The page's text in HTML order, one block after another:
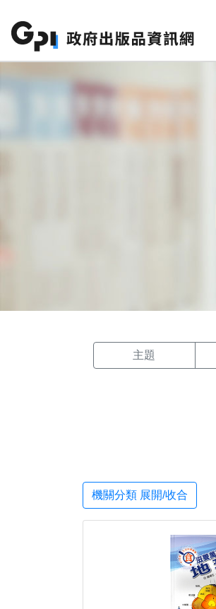
主題
機關分類 展開/收合